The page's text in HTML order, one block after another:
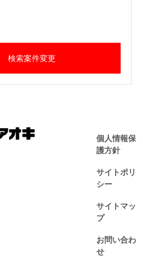
検索案件変更
個人情報保
護方針
サイトポリ
シー
サイトマッ
プ
お問い合わ
せ